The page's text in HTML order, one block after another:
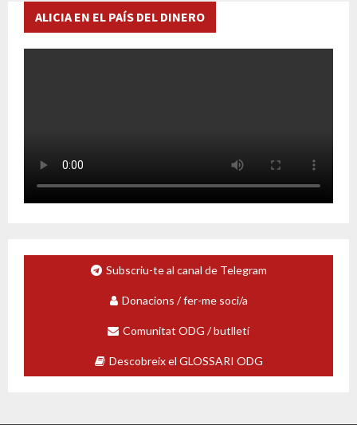
ALICIA EN EL PAÍS DEL DINERO
Subscriu-te al canal de Telegram
Donacions / fer-me soci/a
Comunitat ODG / butlletí
Descobreix el GLOSSARI ODG